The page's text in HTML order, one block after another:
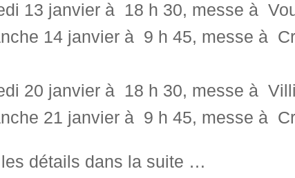
13 janvier à 18 h 30, messe à
14 janvier à 9 h 45, messe à
20 janvier à 18 h 30, messe à
21 janvier à 9 h 45, messe à
les détails dans la suite …